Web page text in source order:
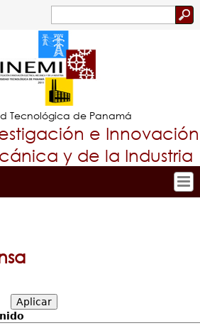
to navigation
Formulario
de
búsqueda
Tecnológica de Panamá
e Innovación
y de la Industria
y Desarrollo
Científica
Servicios